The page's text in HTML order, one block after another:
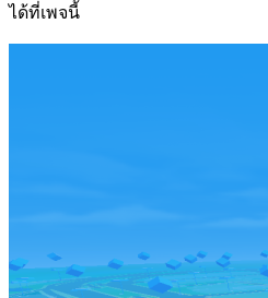
ได้ที่เพจนี้